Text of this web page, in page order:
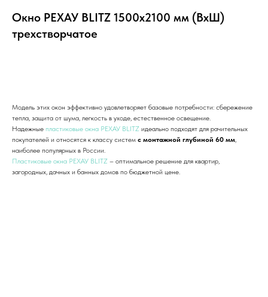
Окно РЕХАУ BLITZ 1500х2100 мм (ВхШ)
трехстворчатое
Модель этих окон эффективно удовлетворяет базовые потребности: сбережение
тепла, защита от шума, легкость в уходе, естественное освещение.
Надежные пластиковые окна РЕХАУ BLITZ идеально подходят для рачительных
покупателей и относятся к классу систем с монтажной глубиной 60 мм,
наиболее популярных в России.
Пластиковые окна РЕХАУ BLITZ – оптимальное решение для квартир,
загородных, дачных и банных домов по бюджетной цене.